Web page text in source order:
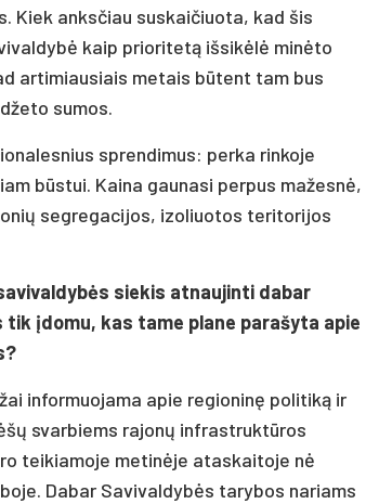
Kiek anksčiau suskaičiuota, kad šis
kaip prioritetą išsikėlė minėto
artimiausiais metais būtent tam bus
sumos.
sprendimus: perka rinkoje
būstui. Kaina gaunasi perpus mažesnė,
segregacijos, izoliuotos teritorijos
siekis atnaujinti dabar
įdomu, kas tame plane parašyta apie
informuojama apie regioninę politiką ir
svarbiems rajonų infrastruktūros
teikiamoje metinėje ataskaitoje nė
Dabar Savivaldybės tarybos nariams